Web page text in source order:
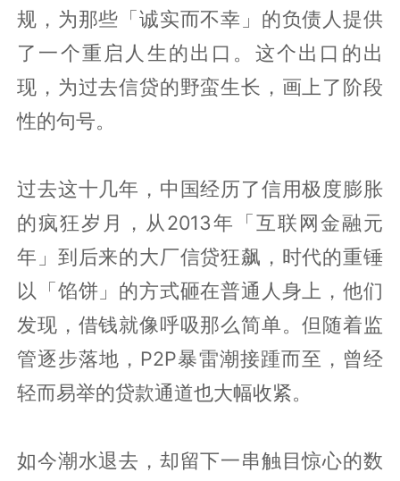
规，为那些「诚实而不幸」的负债人提供
了一个重启人生的出口。这个出口的出
现，为过去信贷的野蛮生长，画上了阶段
性的句号。
过去这十几年，中国经历了信用极度膨胀
的疯狂岁月，从2013年「互联网金融元
年」到后来的大厂信贷狂飙，时代的重锤
以「馅饼」的方式砸在普通人身上，他们
发现，借钱就像呼吸那么简单。但随着监
管逐步落地，P2P暴雷潮接踵而至，曾经
轻而易举的贷款通道也大幅收紧。
如今潮水退去，却留下一串触目惊心的数